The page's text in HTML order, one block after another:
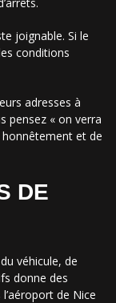
joignable. Si le
conditions
adresses à
pensez « on verra
honnêtement et de
DE
véhicule, de
donne des
de Nice